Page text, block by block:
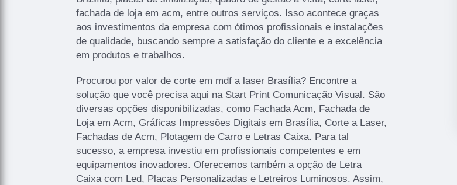
fachada de loja em acm, entre outros serviços. Isso acontece graças
aos investimentos da empresa com ótimos profissionais e instalações
de qualidade, buscando sempre a satisfação do cliente e a excelência
em produtos e trabalhos.
Procurou por valor de corte em mdf a laser Brasília? Encontre a
solução que você precisa aqui na Start Print Comunicação Visual. São
diversas opções disponibilizadas, como Fachada Acm, Fachada de
Loja em Acm, Gráficas Impressões Digitais em Brasília, Corte a Laser,
Fachadas de Acm, Plotagem de Carro e Letras Caixa. Para tal
sucesso, a empresa investiu em profissionais competentes e em
equipamentos inovadores. Oferecemos também a opção de Letra
Caixa com Led, Placas Personalizadas e Letreiros Luminosos. Assim,